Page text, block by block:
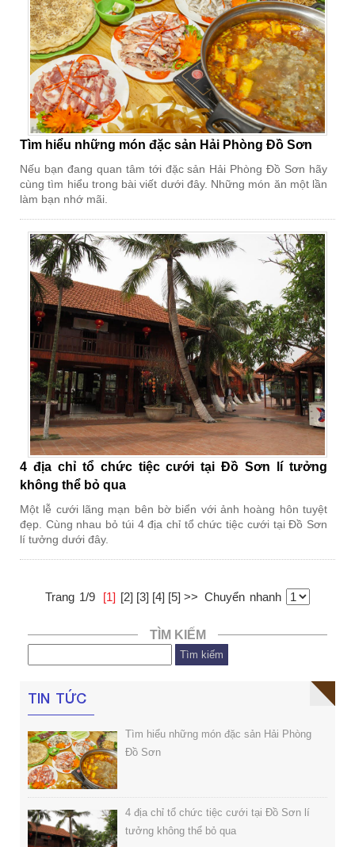
Tìm hiểu những món đặc sản Hải Phòng Đồ Sơn
Nếu bạn đang quan tâm tới đặc sản Hải Phòng Đồ Sơn hãy
cùng tìm hiểu trong bài viết dưới đây. Những món ăn một lần
làm bạn nhớ mãi.
4 địa chỉ tổ chức tiệc cưới tại Đồ Sơn lí tưởng
không thể bỏ qua
Một lễ cưới lãng mạn bên bờ biển với ảnh hoàng hôn tuyệt
đẹp. Cùng nhau bỏ túi 4 địa chỉ tổ chức tiệc cưới tại Đồ Sơn
lí tưởng dưới đây.
Trang 1/9 [1] [2] [3] [4] [5] >> Chuyển nhanh
TÌM KIẾM
Tìm kiếm
TIN TỨC
Tìm hiểu những món đặc sản Hải Phòng
Đồ Sơn
4 địa chỉ tổ chức tiệc cưới tại Đồ Sơn lí
tưởng không thể bỏ qua